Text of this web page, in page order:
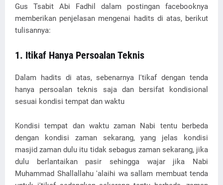
Gus Tsabit Abi Fadhil dalam postingan facebooknya
memberikan penjelasan mengenai hadits di atas, berikut
tulisannya:
1. Itikaf Hanya Persoalan Teknis
Dalam hadits di atas, sebenarnya I'tikaf dengan tenda
hanya persoalan teknis saja dan bersifat kondisional
sesuai kondisi tempat dan waktu
Kondisi tempat dan waktu zaman Nabi tentu berbeda
dengan kondisi zaman sekarang, yang jelas kondisi
masjid zaman dulu itu tidak sebagus zaman sekarang, jika
dulu berlantaikan pasir sehingga wajar jika Nabi
Muhammad Shallallahu 'alaihi wa sallam membuat tenda